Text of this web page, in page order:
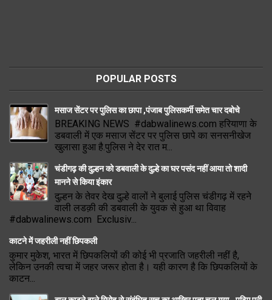
POPULAR POSTS
मसाज सेंटर पर पुलिस का छापा ,पंजाब पुलिसकर्मी समेत चार दबोचे
BREAKING NEWS #dabwalinews.com हरियाणा के
डबवाली में एक मसाज सेंटर पर पुलिस छापे का सनसनीखेज
खुलासा हुआ है.पुलिस ने देर रात म...
चंडीगढ़ की दुल्हन को डबवाली के दुल्हे का घर पसंद नहीं आया तो शादी
मानने से किया इंकार
दुल्हन के तेवर देख दुल्हे वालों ने बुलाई पुलिस चंडीगढ़ में रहने
वाली लडक़ी की डबवाली के युवक से हुआ था विवाह
#dabwalinews.com Exclusiv...
काटने में जहरीली नहीं छिपकली
कुमार मुकेश, भारत में छिपकलियों की कोई भी प्रजाति जहरीली नहीं है,
लेकिन उनकी त्वचा में जहर जरूर होता है। यही कारण है कि छिपकलियों के
काटन...